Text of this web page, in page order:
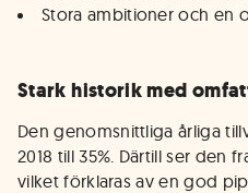
Stora ambitioner och en
Stark historik med
Den genomsnittliga årliga
2018 till 35%. Därtill ser den
vilket förklaras av en god